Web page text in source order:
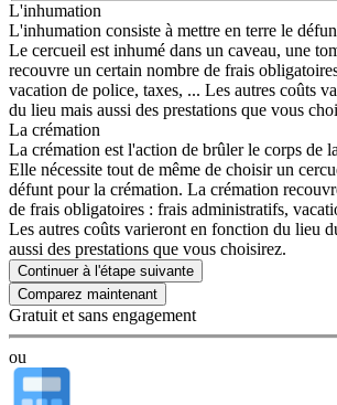
L'inhumation
L'inhumation consiste à mettre en terre le
Le cercueil est inhumé dans un caveau, une
recouvre un certain nombre de frais
vacation de police, taxes, ... Les autres coûts
du lieu mais aussi des prestations que vous
La crémation
La crémation est l'action de brûler le corps de
Elle nécessite tout de même de choisir un
défunt pour la crémation. La crémation
de frais obligatoires : frais administratifs,
Les autres coûts varieront en fonction du lieu
aussi des prestations que vous choisirez.
Continuer à l'étape suivante
Gratuit et sans engagement
ou